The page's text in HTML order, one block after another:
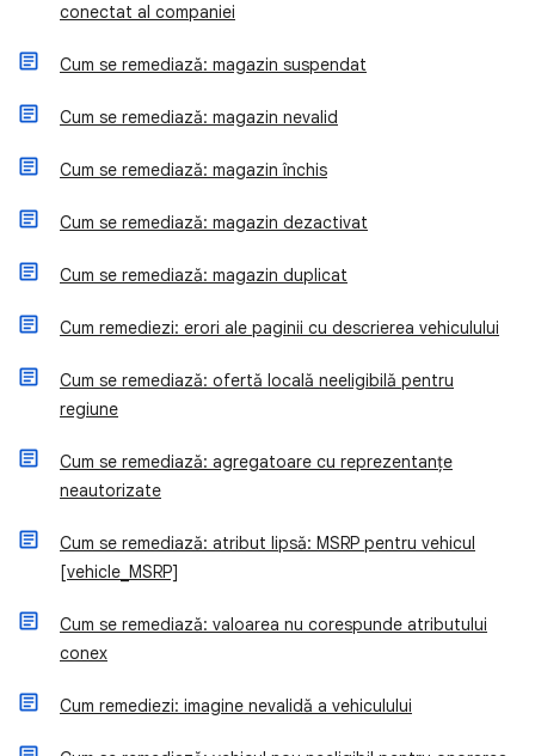
conectat al companiei
Cum se remediază: magazin suspendat
Cum se remediază: magazin nevalid
Cum se remediază: magazin închis
Cum se remediază: magazin dezactivat
Cum se remediază: magazin duplicat
Cum remediezi: erori ale paginii cu descrierea vehiculului
Cum se remediază: ofertă locală neeligibilă pentru
regiune
Cum se remediază: agregatoare cu reprezentanțe
neautorizate
Cum se remediază: atribut lipsă: MSRP pentru vehicul
[vehicle_MSRP]
Cum se remediază: valoarea nu corespunde atributului
conex
Cum remediezi: imagine nevalidă a vehiculului